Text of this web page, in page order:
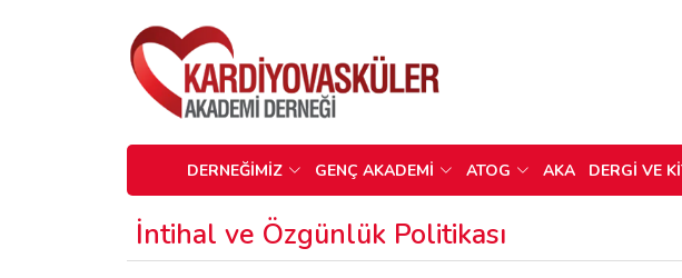
DERNEĞİMİZ GENÇ AKADEMİ ATOG AKA DERGİ VE
İntihal ve Özgünlük Politikası